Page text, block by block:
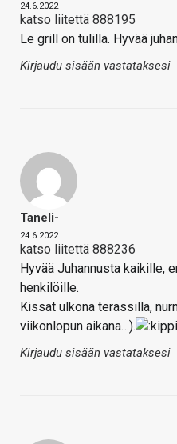
24.6.2022
katso liitettä 888195
Le grill on tulilla. Hyvää
Kirjaudu sisään vastataksesi
Taneli-
24.6.2022
katso liitettä 888236
Hyvää Juhannusta
henkilöille.
Kissat ulkona terassilla,
viikonlopun aikana…).
Kirjaudu sisään vastataksesi